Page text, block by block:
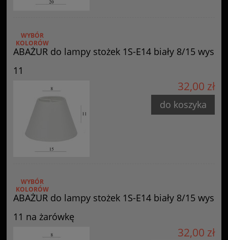
ABAŻUR do lampy stożek 1S-E14 biały 8/15 wys
11
WYBÓR
KOLORÓW
32,00 zł
do koszyka
ABAŻUR do lampy stożek 1S-E14 biały 8/15 wys
11 na żarówkę
WYBÓR
KOLORÓW
32,00 zł